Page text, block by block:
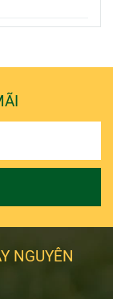
MOTHERLAND
NGUYÊN